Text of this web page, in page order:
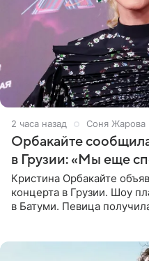
2 часа назад Соня Жарова
Орбакайте
в Грузии: «Мы еще
Кристина Орбакайте
концерта в Грузии. Шоу
в Батуми. Певица